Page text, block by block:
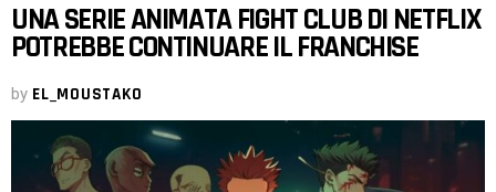
UNA SERIE ANIMATA FIGHT CLUB DI NETFLIX
POTREBBE CONTINUARE IL FRANCHISE
by EL_MOUSTAKO